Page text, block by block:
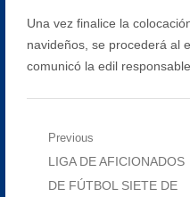
Una vez finalice la
navideños, se procederá al
comunicó la edil
Navegación
Previous
Previous
post:
LIGA DE AFICIONADOS
DE FÚTBOL SIETE DE